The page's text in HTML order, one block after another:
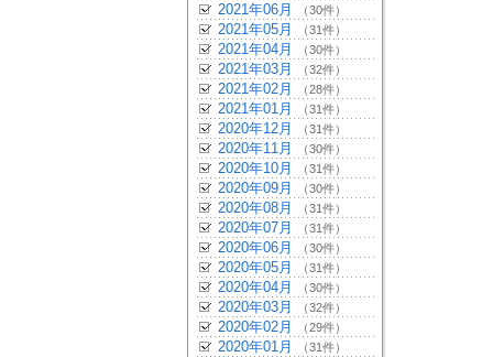
2021年06月 （30件）
2021年05月 （31件）
2021年04月 （30件）
2021年03月 （32件）
2021年02月 （28件）
2021年01月 （31件）
2020年12月 （31件）
2020年11月 （30件）
2020年10月 （31件）
2020年09月 （30件）
2020年08月 （31件）
2020年07月 （31件）
2020年06月 （30件）
2020年05月 （31件）
2020年04月 （30件）
2020年03月 （32件）
2020年02月 （29件）
2020年01月 （31件）